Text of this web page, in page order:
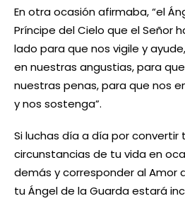
En otra ocasión afirmaba, “el
Príncipe del Cielo que el Señor
lado para que nos vigile y
en nuestras angustias, para
nuestras penas, para que nos
y nos sostenga”.
Si luchas día a día por convertir
circunstancias de tu vida en
demás y corresponder al Amor
tu Ángel de la Guarda estará